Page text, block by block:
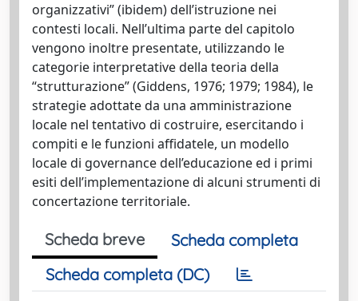
organizzativi” (ibidem) dell’istruzione nei
contesti locali. Nell’ultima parte del capitolo
vengono inoltre presentate, utilizzando le
categorie interpretative della teoria della
“strutturazione” (Giddens, 1976; 1979; 1984), le
strategie adottate da una amministrazione
locale nel tentativo di costruire, esercitando i
compiti e le funzioni affidatele, un modello
locale di governance dell’educazione ed i primi
esiti dell’implementazione di alcuni strumenti di
concertazione territoriale.
Scheda breve
Scheda completa
Scheda completa (DC)